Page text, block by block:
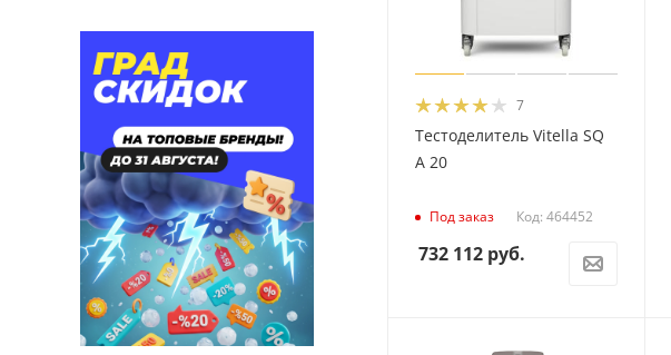
7
Тестоделитель Vitella SQ
A 20
Под заказ Код: 464452
732 112 руб.